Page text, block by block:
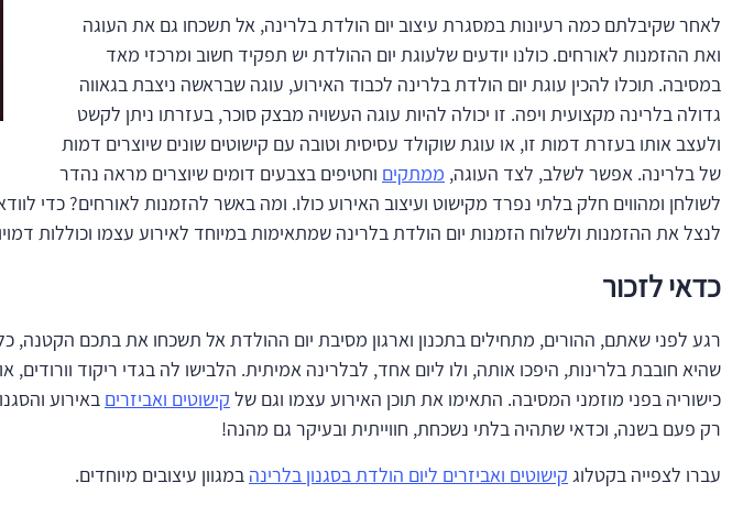
לאחר שקיבלתם כמה רעיונות במסגרת עיצוב יום הולדת בלרינה, אל תשכחו גם את העוגה
ואת ההזמנות לאורחים. כולנו יודעים שלעוגת יום ההולדת יש תפקיד חשוב ומרכזי מאד
במסיבה. תוכלו להכין עוגת יום הולדת בלרינה לכבוד האירוע, עוגה שבראשה ניצבת בגאווה
גדולה בלרינה מקצועית ויפה. זו יכולה להיות עוגה העשויה מבצק סוכר, בעזרתו ניתן לקשט
ולעצב אותו בעזרת דמות זו, או עוגת שוקולד עסיסית וטובה עם קישוטים שונים שיוצרים דמות
של בלרינה. אפשר לשלב, לצד העוגה, ממתקים וחטיפים בצבעים דומים שיוצרים מראה נהדר
לשולחן ומהווים חלק בלתי נפרד מקישוט ועיצוב האירוע כולו. ומה באשר להזמנות לאורחים? כדי
לנצל את ההזמנות ולשלוח הזמנות יום הולדת בלרינה שמתאימות במיוחד לאירוע עצמו וכוללות
כדאי לזכור
רגע לפני שאתם, ההורים, מתחילים בתכנון וארגון מסיבת יום ההולדת אל תשכחו את בתכם
שהיא חובבת בלרינות, היפכו אותה, ולו ליום אחד, לבלרינה אמיתית. הלבישו לה בגדי ריקוד
כישוריה בפני מוזמני המסיבה. התאימו את תוכן האירוע עצמו וגם של קישוטים ואביזרים באירוע
רק פעם בשנה, וכדאי שתהיה בלתי נשכחת, חווייתית ובעיקר גם מהנה!
עברו לצפייה בקטלוג קישוטים ואביזרים ליום הולדת בסגנון בלרינה במגוון עיצובים מיוחדים.